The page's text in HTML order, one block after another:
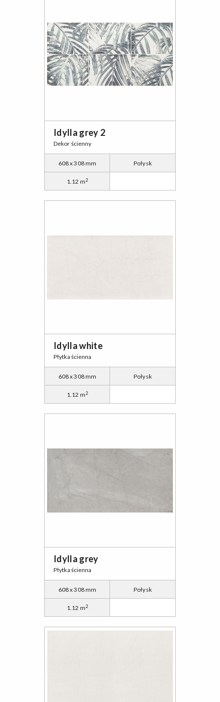
Idylla grey 2
Dekor ścienny
608 x 308 mm Połysk
1.12 m2
Idylla white
Płytka ścienna
608 x 308 mm Połysk
1.12 m2
Idylla grey
Płytka ścienna
608 x 308 mm Połysk
1.12 m2